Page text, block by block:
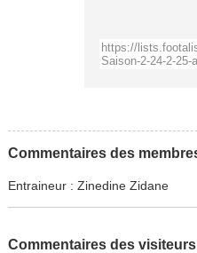
Commentaires des
Entraineur : Zinedine Zidane
Commentaires des visiteurs